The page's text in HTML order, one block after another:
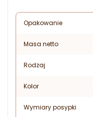
Opakowanie
Masa netto
Rodzaj
Kolor
Wymiary posypki